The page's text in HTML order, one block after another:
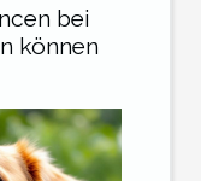
bei
können